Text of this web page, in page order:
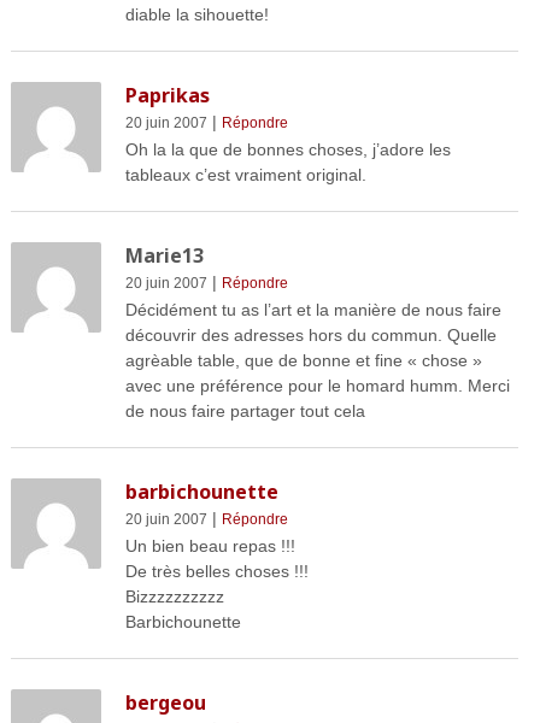
diable la sihouette!
Paprikas
20 juin 2007 | Répondre
Oh la la que de bonnes choses, j’adore les
tableaux c’est vraiment original.
Marie13
20 juin 2007 | Répondre
Décidément tu as l’art et la manière de nous faire
découvrir des adresses hors du commun. Quelle
agrèable table, que de bonne et fine « chose »
avec une préférence pour le homard humm. Merci
de nous faire partager tout cela
barbichounette
20 juin 2007 | Répondre
Un bien beau repas !!!
De très belles choses !!!
Bizzzzzzzzzz
Barbichounette
bergeou